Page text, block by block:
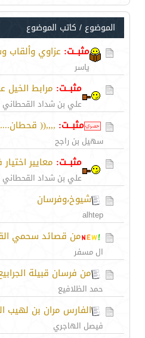
الموضوع / كاتب الموضوع
مثبــت: عزاوي وألقاب
ياسر
مثبــت: مرابط الخيل
علي بن شداد القحطاني
مثبــت: ,,,,((
سهيل بن راجح
مثبــت: معايير
علي بن شداد القحطاني
شيوخ،وفرسان
alhtep
من قصائد سحمي
ال مسفر
من فرسان قبيلة
حمد الظلافيع
الفارس مران بن لهيب
فيصل الهاجري